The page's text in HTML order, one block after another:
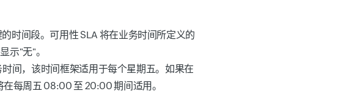
时间段。可用性 SLA 将在业务时间所定义的
示"无"。
间，该时间框架适用于每个星期五。如果在
每周五 08:00 至 20:00 期间适用。